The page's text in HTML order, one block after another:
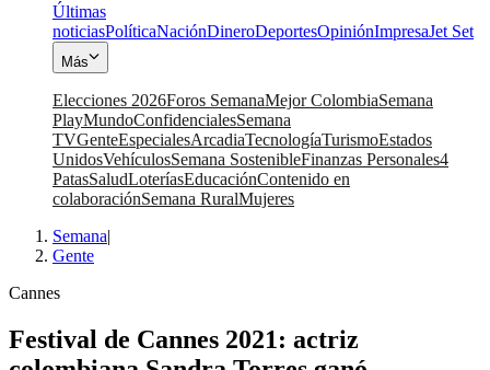
Últimas
noticiasPolíticaNaciónDineroDeportesOpiniónImpresaJet Set
Más
Elecciones 2026Foros SemanaMejor ColombiaSemana
PlayMundoConfidencialesSemana
TVGenteEspecialesArcadiaTecnologíaTurismoEstados
UnidosVehículosSemana SostenibleFinanzas Personales4
PatasSaludLoteríasEducaciónContenido en
colaboraciónSemana RuralMujeres
Semana|
Gente
Cannes
Festival de Cannes 2021: actriz